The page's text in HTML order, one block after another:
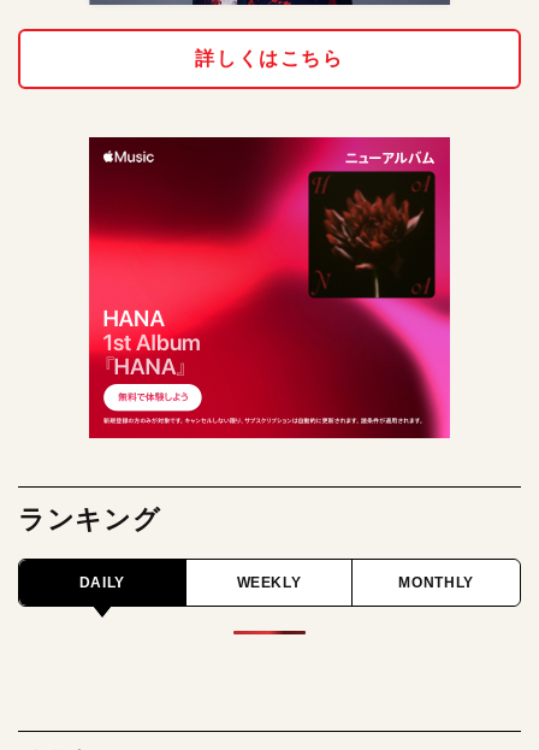
詳しくはこちら
ランキング
DAILY WEEKLY MONTHLY